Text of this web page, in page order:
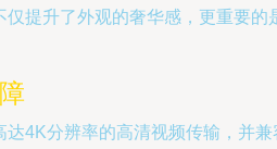
提升了外观的奢华感，更重要
4K分辨率的高清视频传输，并